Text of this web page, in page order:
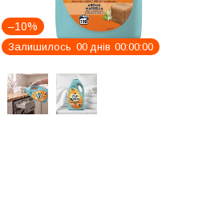
–10%
Залишилось 00 днів 00 00 00